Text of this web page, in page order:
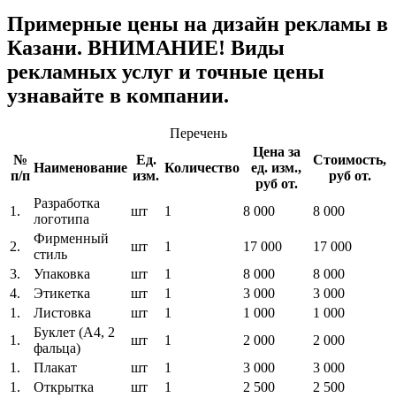
Примерные цены на дизайн рекламы в
Казани. ВНИМАНИЕ! Виды
рекламных услуг и точные цены
узнавайте в компании.
Перечень
№
п/п
Наименование
Ед.
изм.
Количество
Цена за
ед. изм.,
руб от.
Стоимость,
руб от.
1.
Разработка
логотипа
шт 1 8 000 8 000
2.
Фирменный
стиль
шт 1 17 000
17 000
3.
Упаковка шт 1 8 000
8 000
4.
Этикетка шт 1 3 000
3 000
1.
Листовка шт 1 1 000
1 000
1.
Буклет (A4, 2
фальца)
шт 1 2 000
2 000
1.
Плакат шт 1 3 000
3 000
1.
Открытка шт 1 2 500 2 500